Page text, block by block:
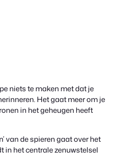
niets te maken met dat je
Het gaat meer om je
in het geheugen heeft
van de spieren gaat over het
in het centrale zenuwstelsel